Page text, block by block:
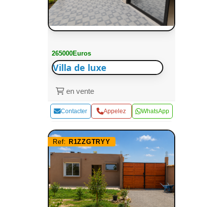
265000Euros
Villa de luxe
en vente
Contacter Appelez WhatsApp
Ref: R1ZZGTRYY